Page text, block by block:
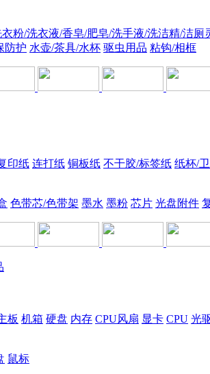
粉/洗衣液/香皂/肥皂/洗手液/洗洁精/洁厕
防护 水壶/茶具/水杯 驱虫用品 粘钩/相框
印纸 连打纸 铜板纸 不干胶/标签纸 纸杯/
色带芯/色带架 墨水 墨粉 芯片 光盘附件
板 机箱 硬盘 内存 CPU风扇 显卡 CPU 光
鼠标